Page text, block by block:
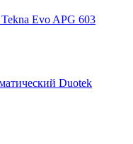
Evo APG 603
Duotek